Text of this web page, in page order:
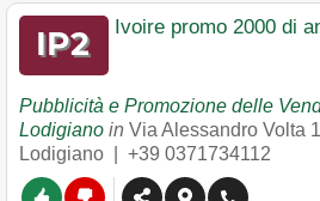
Ivoire promo 2000 di
Pubblicità e Promozione delle
Lodigiano in Via Alessandro Volta
Lodigiano
+39 0371734112